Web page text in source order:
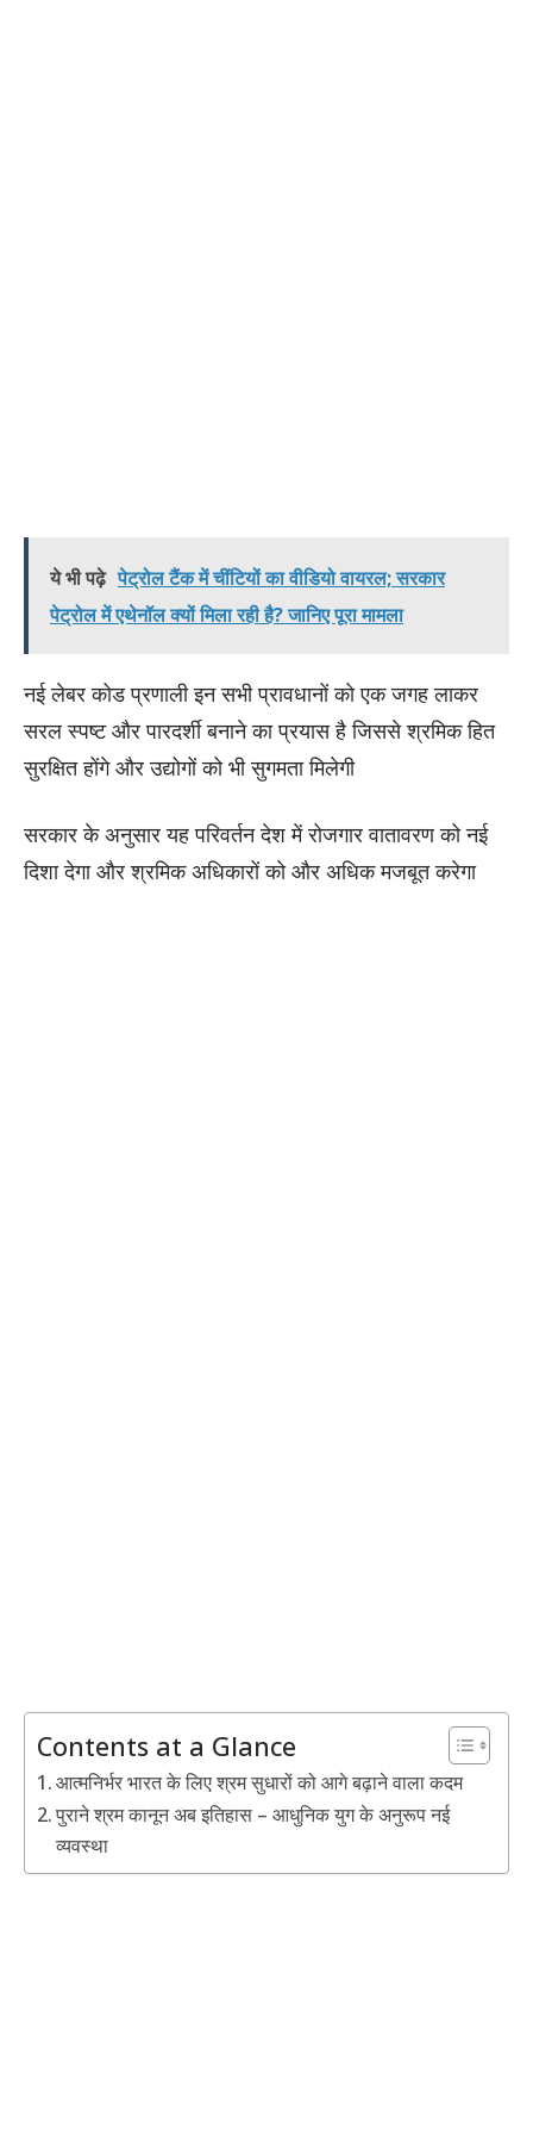
ये भी पढ़े पेट्रोल टैंक में चींटियों का वीडियो वायरल; सरकार
पेट्रोल में एथेनॉल क्यों मिला रही है? जानिए पूरा मामला
नई लेबर कोड प्रणाली इन सभी प्रावधानों को एक जगह लाकर
सरल स्पष्ट और पारदर्शी बनाने का प्रयास है जिससे श्रमिक हित
सुरक्षित होंगे और उद्योगों को भी सुगमता मिलेगी
सरकार के अनुसार यह परिवर्तन देश में रोजगार वातावरण को नई
दिशा देगा और श्रमिक अधिकारों को और अधिक मजबूत करेगा
Contents at a Glance
आत्मनिर्भर भारत के लिए श्रम सुधारों को आगे बढ़ाने वाला कदम
पुराने श्रम कानून अब इतिहास – आधुनिक युग के अनुरूप नई
व्यवस्था